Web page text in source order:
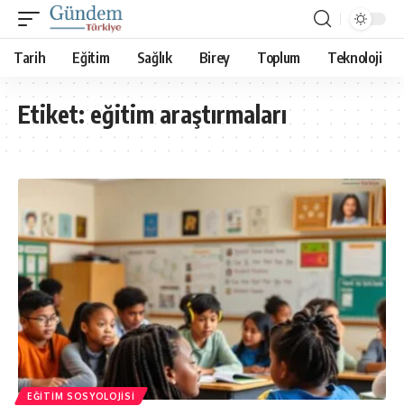
Tarih Eğitim Sağlık Birey Toplum Teknoloji
Etiket:eğitim araştırmaları
EĞITIM SOSYOLOJISI